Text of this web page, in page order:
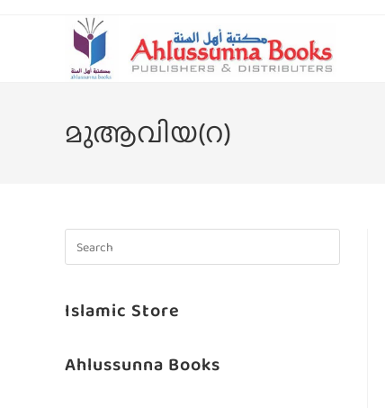
മുആവിയ(റ)
Islamic Store
Ahlussunna Books